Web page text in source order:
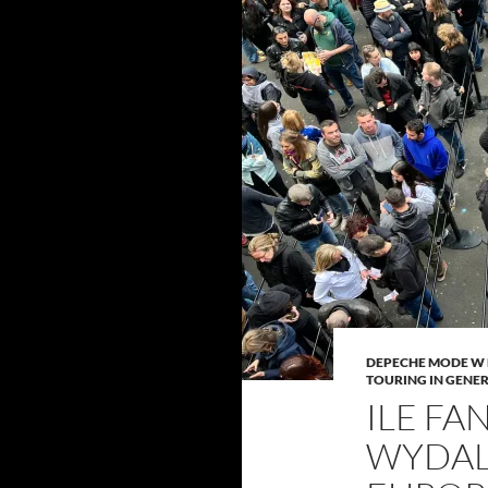
DEPECHE MODE W
TOURING IN
ILE